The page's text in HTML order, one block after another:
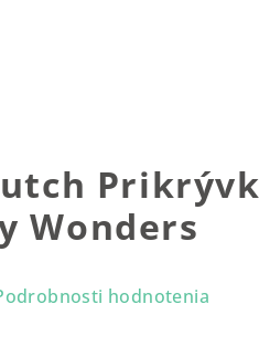
Wonders
hodnotenia